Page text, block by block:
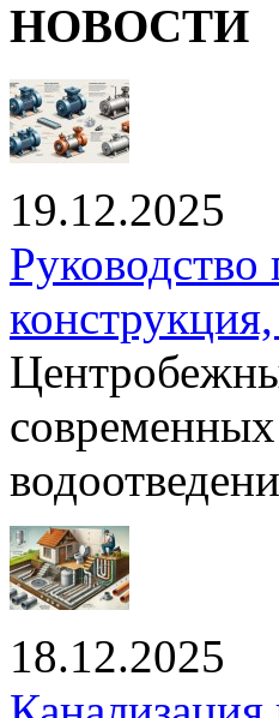
НОВОСТИ
19.12.2025
18.12.2025